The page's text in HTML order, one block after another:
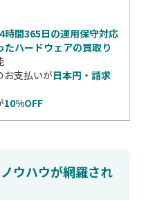
時間365日の運用保守対応
たハードウェアの買取り
お支払いが日本円・請求
10%OFF
ウハウが網羅され